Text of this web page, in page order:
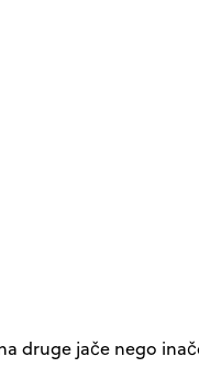
druge jače nego